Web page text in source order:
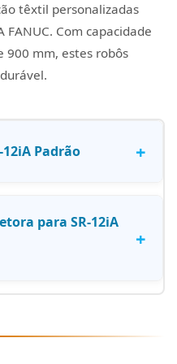
têxtil personalizadas
FANUC. Com capacidade
900 mm, estes robôs
Padrão +
para SR-12iA
+